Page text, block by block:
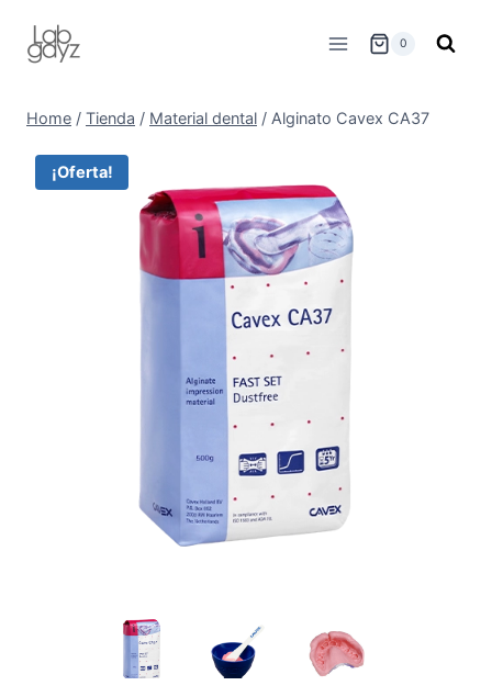
0
Home / Tienda / Material dental / Alginato Cavex CA37
¡Oferta!